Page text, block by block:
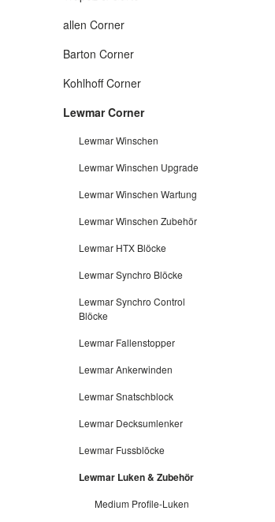
allen Corner
Barton Corner
Kohlhoff Corner
Lewmar Corner
Lewmar Winschen
Lewmar Winschen Upgrade
Lewmar Winschen Wartung
Lewmar Winschen Zubehör
Lewmar HTX Blöcke
Lewmar Synchro Blöcke
Lewmar Synchro Control
Blöcke
Lewmar Fallenstopper
Lewmar Ankerwinden
Lewmar Snatschblock
Lewmar Decksumlenker
Lewmar Fussblöcke
Lewmar Luken & Zubehör
Medium Profile-Luken